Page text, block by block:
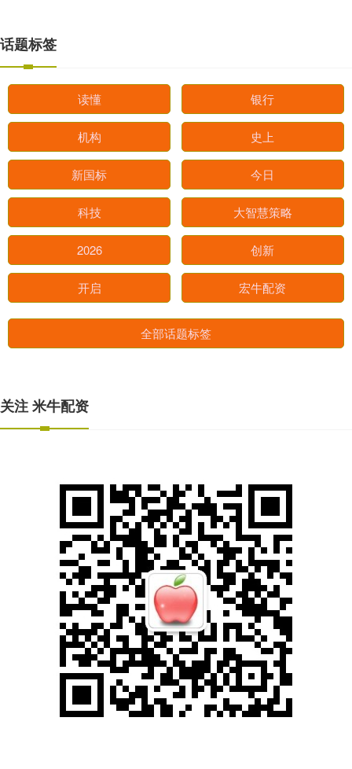
话题标签
读懂 银行
机构 史上
新国标 今日
科技 大智慧策略
2026 创新
开启 宏牛配资
全部话题标签
关注 米牛配资